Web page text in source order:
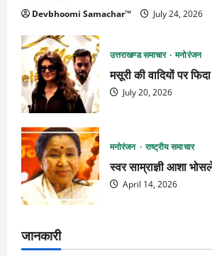
Devbhoomi Samachar™ July 24, 2026
उत्तराखण्ड समाचार मनोरंजन
मसूरी की वादियों पर
July 20, 2026
मनोरंजन राष्ट्रीय समाचार
स्वर साम्राज्ञी आशा
April 14, 2026
जानकारी